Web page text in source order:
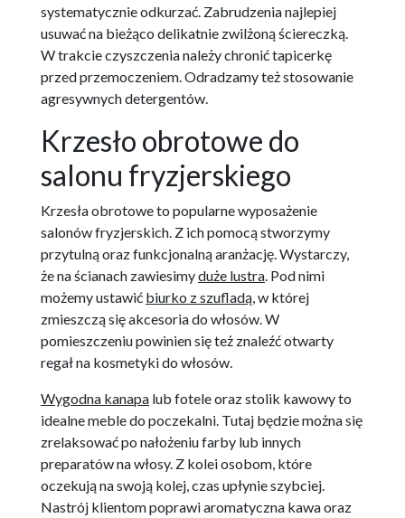
systematycznie odkurzać. Zabrudzenia najlepiej
usuwać na bieżąco delikatnie zwilżoną ściereczką.
W trakcie czyszczenia należy chronić tapicerkę
przed przemoczeniem. Odradzamy też stosowanie
agresywnych detergentów.
Krzesło obrotowe do
salonu fryzjerskiego
Krzesła obrotowe to popularne wyposażenie
salonów fryzjerskich. Z ich pomocą stworzymy
przytulną oraz funkcjonalną aranżację. Wystarczy,
że na ścianach zawiesimyduże lustra. Pod nimi
możemy ustawić biurko z szufladą, w której
zmieszczą się akcesoria do włosów. W
pomieszczeniu powinien się też znaleźć otwarty
regał na kosmetyki do włosów.
Wygodna kanapa lub fotele oraz stolik kawowy to
idealne meble do poczekalni. Tutaj będzie można się
zrelaksować po nałożeniu farby lub innych
preparatów na włosy. Z kolei osobom, które
oczekują na swoją kolej, czas upłynie szybciej.
Nastrój klientom poprawi aromatyczna kawa oraz